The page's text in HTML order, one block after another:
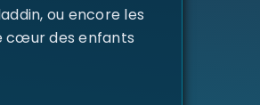
ou encore les
cœur des enfants